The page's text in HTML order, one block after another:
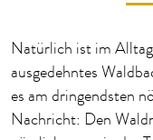
Natürlich ist im
ausgedehntes
es am dringendsten
Nachricht: Den